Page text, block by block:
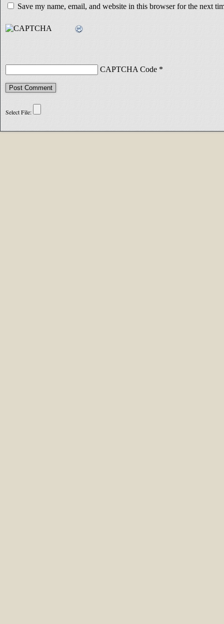
Save my name, email, and website in this browser for the next
CAPTCHA Code *